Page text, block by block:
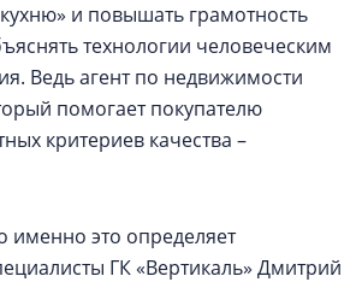
и повышать грамотность
технологии человеческим
Ведь агент по недвижимости
помогает покупателю
критериев качества –
именно это определяет
ГК «Вертикаль» Дмитрий